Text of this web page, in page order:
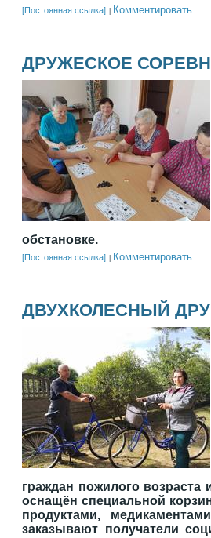
[Постоянная ссылка] Комментировать
ДРУЖЕСКОЕ
обстановке.
[Постоянная ссылка] Комментировать
ДВУХКОЛЕСНЫЙ
граждан пожилого
оснащён специальной
продуктами,
заказывают получатели